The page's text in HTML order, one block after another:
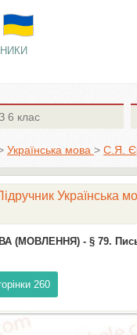
6 клас
Українська мова > С.Я.
Українська
(МОВЛЕННЯ) - § 79.
260